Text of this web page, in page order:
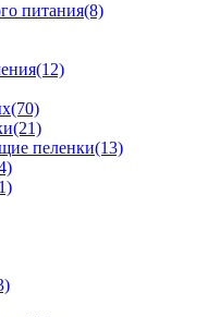
питания(8)
(12)
(70)
(21)
пеленки(13)